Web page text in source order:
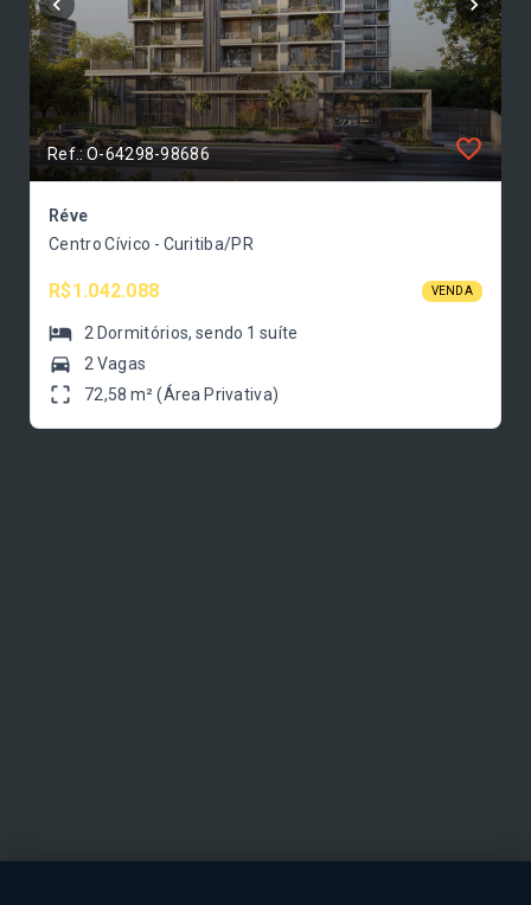
Ref.: O-64298-98686
Réve
Centro Cívico - Curitiba/PR
R$1.042.088 VENDA
2 Dormitórios, sendo 1 suíte
2 Vagas
72,58 m² (Área Privativa)